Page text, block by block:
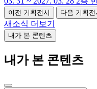
이전 기획전시 다음 기획전
새소식 더보기
내가 본 콘텐츠
내가 본 콘텐츠